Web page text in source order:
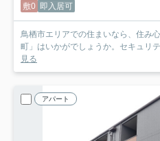
敷0 即入居可
鳥栖市エリアでの住まいなら、住み
町」はいかがでしょうか。セキュリ
見る
アパート